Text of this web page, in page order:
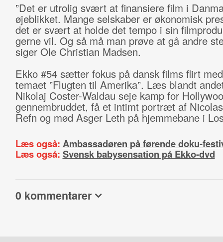
”Det er utrolig svært at finansiere film i
øjeblikket. Mange selskaber er økonomisk
det er svært at holde det tempo i sin
gerne vil. Og så må man prøve at gå andre
siger Ole Christian Madsen.
Ekko #54 sætter fokus på dansk films flirt
temaet ”Flugten til Amerika”. Læs blandt
Nikolaj Coster-Waldau seje kamp for
gennembruddet, få et intimt portræt af
Refn og mød Asger Leth på hjemmebane i
Læs også: Ambassadøren på førende doku-
Læs også: Svensk babysensation på Ekko-dvd
0 kommentarer